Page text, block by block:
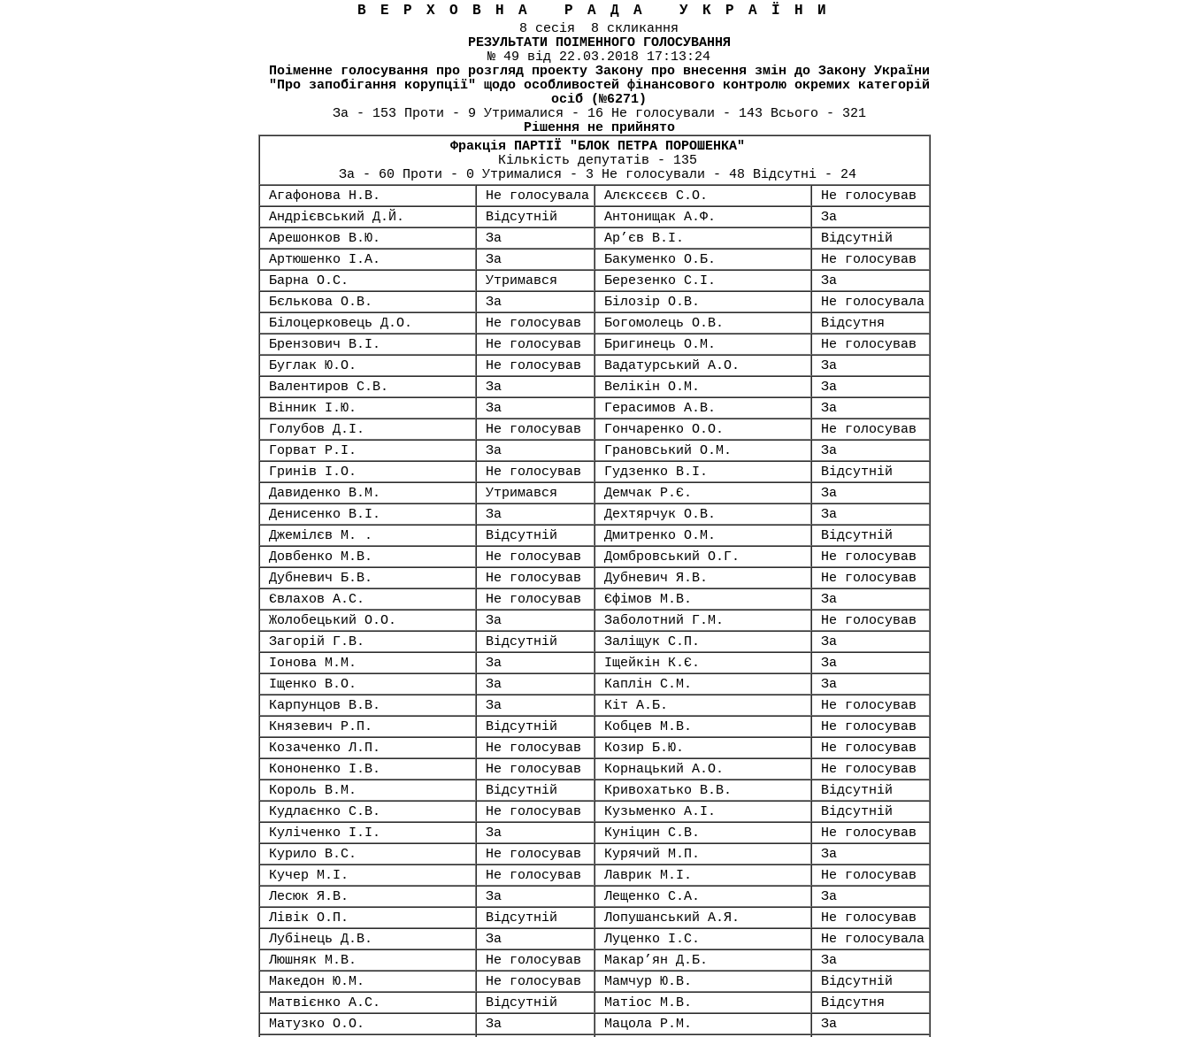
ВЕРХОВНА РАДА УКРАЇНИ
8 сесія 8 скликання
РЕЗУЛЬТАТИ ПОІМЕННОГО ГОЛОСУВАННЯ
№ 49 від 22.03.2018 17:13:24
Поіменне голосування про розгляд проекту Закону про внесення змін до Закону України
"Про запобігання корупції" щодо особливостей фінансового контролю окремих категорій
осіб (№6271)
За - 153 Проти - 9 Утрималися - 16 Не голосували - 143 Всього - 321
Рішення не прийнято
Фракція ПАРТІЇ "БЛОК ПЕТРА ПОРОШЕНКА"
Кількість депутатів - 135
За - 60 Проти - 0 Утрималися - 3 Не голосували - 48 Відсутні - 24
Агафонова Н.В.
Не голосувала Алєксєєв С.О.
Не голосував
Андрієвський Д.Й.
Відсутній Антонищак А.Ф.
За
Арешонков В.Ю.
За Ар’єв В.І.
Відсутній
Артюшенко І.А.
За Бакуменко О.Б.
Не голосував
Барна О.С.
Утримався Березенко С.І.
За
Бєлькова О.В.
За Білозір О.В.
Не голосувала
Білоцерковець Д.О.
Не голосував Богомолець О.В.
Відсутня
Брензович В.І.
Не голосував Бригинець О.М.
Не голосував
Буглак Ю.О.
Не голосував Вадатурський А.О.
За
Валентиров С.В.
За Велікін О.М.
За
Вінник І.Ю.
За Герасимов А.В.
За
Голубов Д.І.
Не голосував Гончаренко О.О.
Не голосував
Горват Р.І.
За Грановський О.М.
За
Гринів І.О.
Не голосував Гудзенко В.І.
Відсутній
Давиденко В.М.
Утримався Демчак Р.Є.
За
Денисенко В.І.
За Дехтярчук О.В.
За
Джемілєв М. .
Відсутній Дмитренко О.М.
Відсутній
Довбенко М.В.
Не голосував Домбровський О.Г.
Не голосував
Дубневич Б.В.
Не голосував Дубневич Я.В.
Не голосував
Євлахов А.С.
Не голосував Єфімов М.В.
За
Жолобецький О.О.
За Заболотний Г.М.
Не голосував
Загорій Г.В.
Відсутній Заліщук С.П.
За
Іонова М.М.
За Іщейкін К.Є.
За
Іщенко В.О.
За Каплін С.М.
За
Карпунцов В.В.
За Кіт А.Б.
Не голосував
Князевич Р.П.
Відсутній Кобцев М.В.
Не голосував
Козаченко Л.П.
Не голосував Козир Б.Ю.
Не голосував
Кононенко І.В.
Не голосував Корнацький А.О.
Не голосував
Король В.М.
Відсутній Кривохатько В.В.
Відсутній
Кудлаєнко С.В.
Не голосував Кузьменко А.І.
Відсутній
Куліченко І.І.
За Куніцин С.В.
Не голосував
Курило В.С.
Не голосував Курячий М.П.
За
Кучер М.І.
Не голосував Лаврик М.І.
Не голосував
Лесюк Я.В.
За Лещенко С.А.
За
Лівік О.П.
Відсутній Лопушанський А.Я.
Не голосував
Лубінець Д.В.
За Луценко І.С.
Не голосувала
Люшняк М.В.
Не голосував Макар’ян Д.Б.
За
Македон Ю.М.
Не голосував Мамчур Ю.В.
Відсутній
Матвієнко А.С.
Відсутній Матіос М.В.
Відсутня
Матузко О.О.
За Мацола Р.М.
За